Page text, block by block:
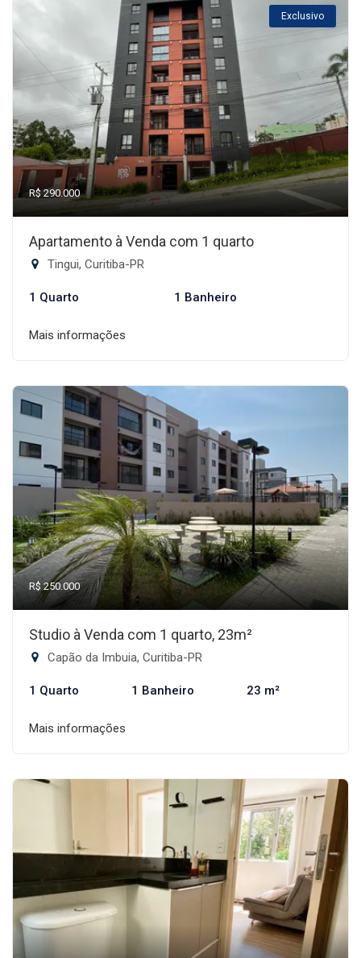
Exclusivo
R$ 290.000
Apartamento à Venda com 1 quarto
Tingui, Curitiba-PR
1 Quarto 1 Banheiro
Mais informações
R$ 250.000
Studio à Venda com 1 quarto, 23m²
Capão da Imbuia, Curitiba-PR
1 Quarto 1 Banheiro 23 m²
Mais informações